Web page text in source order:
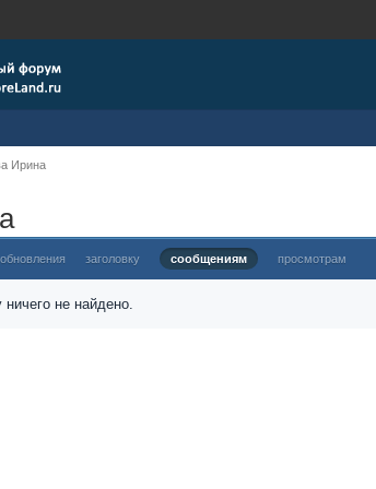
Ирина
заголовку сообщениям просмотрам
не найдено.